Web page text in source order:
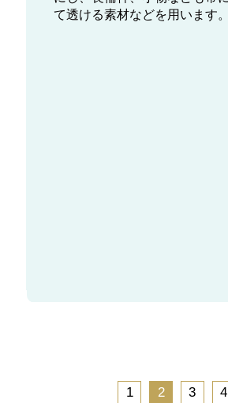
て透ける素材などを用います。
1 2 3 4